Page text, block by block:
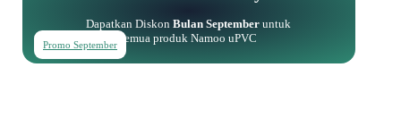
Dapatkan DiskonBulan September untuk
semua produk Namoo uPVC
Promo September